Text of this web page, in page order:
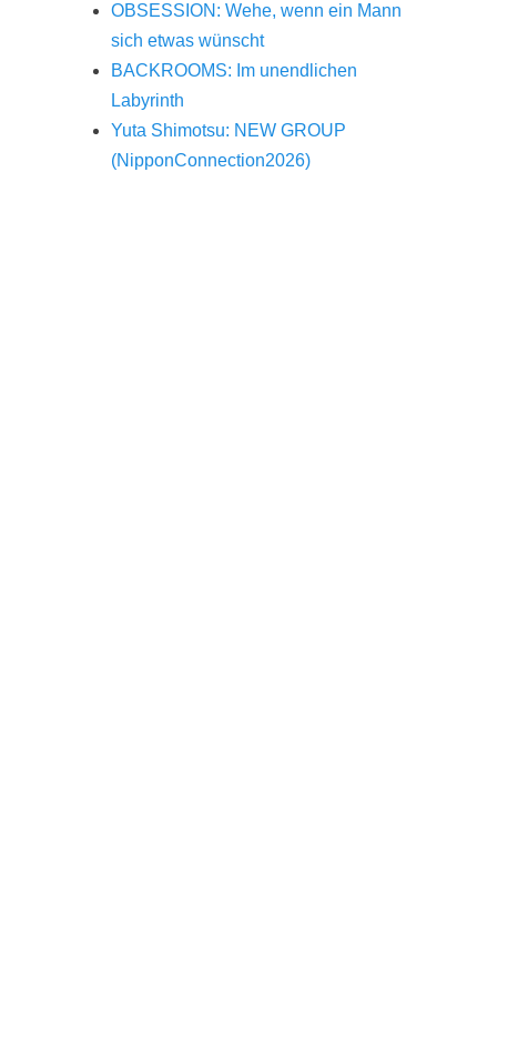
OBSESSION: Wehe, wenn ein Mann
sich etwas wünscht
BACKROOMS: Im unendlichen
Labyrinth
Yuta Shimotsu: NEW GROUP
(NipponConnection2026)